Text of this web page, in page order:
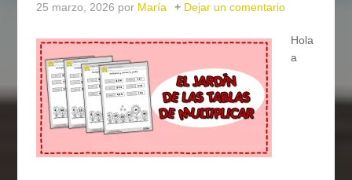
25 marzo, 2026 por María Dejar un comentario
Hola
a